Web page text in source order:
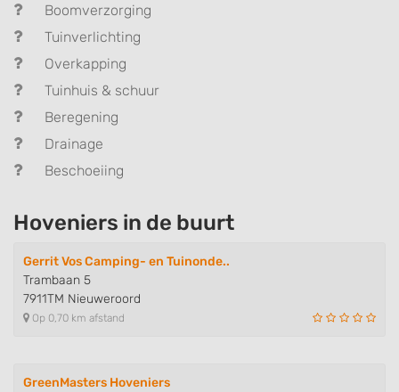
Boomverzorging
Tuinverlichting
Overkapping
Tuinhuis & schuur
Beregening
Drainage
Beschoeiing
Hoveniers in de buurt
Gerrit Vos Camping- en Tuinonde..
Trambaan 5
7911TM Nieuweroord
Op 0,70 km afstand
GreenMasters Hoveniers